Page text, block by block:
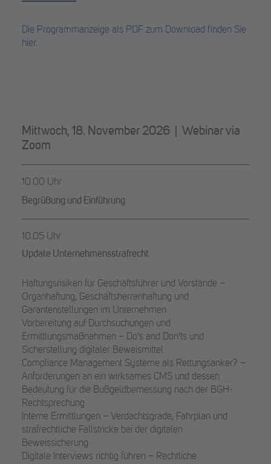
Die Programmanzeige als PDF zum Download finden Sie
hier.
Mittwoch, 18. November 2026 | Webinar via
Zoom
10.00 Uhr
Begrüßung und Einführung
10.05 Uhr
Update Unternehmensstrafrecht
Haftungsrisiken für Geschäftsführer und Vorstände –
Organhaftung, Geschäftsherrenhaftung und
Garantenstellungen im Unternehmen
Vorbereitung auf Durchsuchungen und
Ermittlungsmaßnahmen – Do‘s and Don‘ts und
Sicherstellung digitaler Beweismittel
Compliance Management Systeme als Rettungsanker? –
Anforderungen an ein wirksames CMS und dessen
Bedeutung für die Bußgeldbemessung nach der BGH-
Rechtsprechung
Interne Ermittlungen – Verdachtsgrade, Fahrplan und
strafrechtliche Fallstricke bei der digitalen
Beweissicherung
Digitale Interviews richtig führen – Rechtliche